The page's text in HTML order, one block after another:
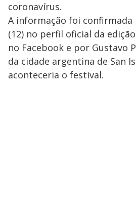
coronavírus.
A informação foi
(12) no perfil oficial da
no Facebook e por Gustavo
da cidade argentina de San
aconteceria o festival.